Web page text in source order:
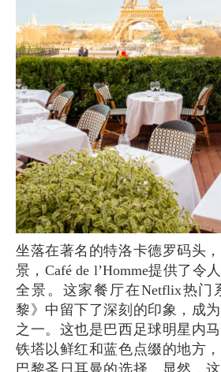
坐落在著名的特洛卡德罗码头，享有引人入胜的全
景，Café de l’Homme提供了令
全景。这家餐厅在Netflix热门
黎》中留下了深刻的印象，成
之一。这也是巴西足球明星内
铁塔以鲜红和蓝色点缀的地方